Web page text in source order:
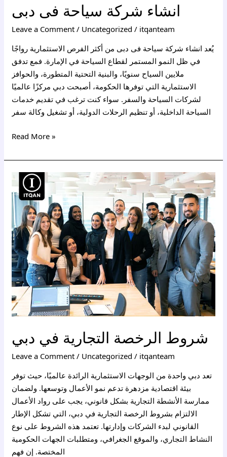
انشاء شركة سياحة فى دبى
Leave a Comment / Uncategorized / itqanteam
يُعد انشاء شركة سياحة فى دبى من أكثر الفرص الاستثمارية رواجًا
في ظل النمو المستمر لقطاع السياحة في الإمارة. فمع تدفق
ملايين السياح سنويًا، والبنية التحتية المتطورة، والحوافز
الاستثمارية التي توفرها الحكومة، أصبحت دبي مركزًا عالميًا
لشركات السياحة والسفر. سواء كنت ترغب في تقديم خدمات
السياحة الداخلية، أو تنظيم الرحلات الدولية، أو تشغيل وكالة سفر
Read More »
شروط الرخصة التجارية في دبي
Leave a Comment / Uncategorized / itqanteam
تعد دبي واحدة من الوجهات الاستثمارية الرائدة عالميًا، حيث توفر
بيئة اقتصادية مزدهرة تدعم نمو الأعمال وتوسعها. ولضمان
ممارسة الأنشطة التجارية بشكل قانوني، يجب على رواد الأعمال
الالتزام بشروط الرخصة التجارية في دبي، التي تشكل الإطار
القانوني لبدء الشركات وإدارتها. تعتمد هذه الشروط على نوع
النشاط التجاري، والموقع الجغرافي، ومتطلبات الجهات الحكومية
المختصة. إن فهم
شروط
الرخصة
التجارية
في
دبي